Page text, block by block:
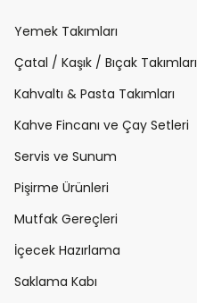
Yemek Takımları
Çatal / Kaşık / Bıçak Takımları
Kahvaltı & Pasta Takımları
Kahve Fincanı ve Çay Setleri
Servis ve Sunum
Pişirme Ürünleri
Mutfak Gereçleri
İçecek Hazırlama
Saklama Kabı